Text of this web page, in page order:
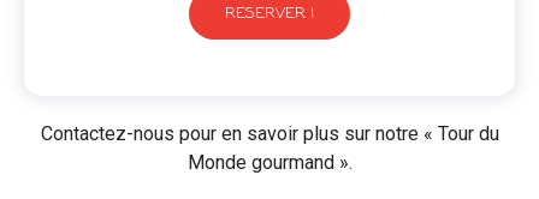
RESERVER !
Contactez-nous pour en savoir plus sur notre « Tour du
Monde gourmand ».